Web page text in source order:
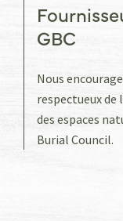
GBC
Nous
respectueux
des espaces
Burial Council.